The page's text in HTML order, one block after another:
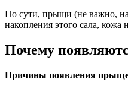
По сути, прыщи (не важно, на
накопления этого сала, кожа
Почему
Причины появления